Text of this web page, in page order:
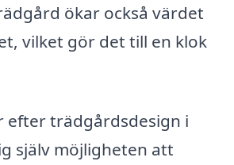
ökar också värdet
vilket gör det till en klok
efter trädgårdsdesign i
själv möjligheten att